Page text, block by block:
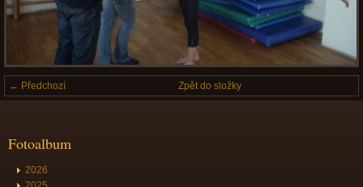
← Předchozí Zpět do složky
Fotoalbum
2026